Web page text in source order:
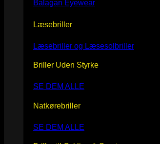
Balagan Eyewear
Læsebriller
Læsebriller og Læsesolbriller
Briller Uden Styrke
SE DEM ALLE
Natkørebriller
SE DEM ALLE